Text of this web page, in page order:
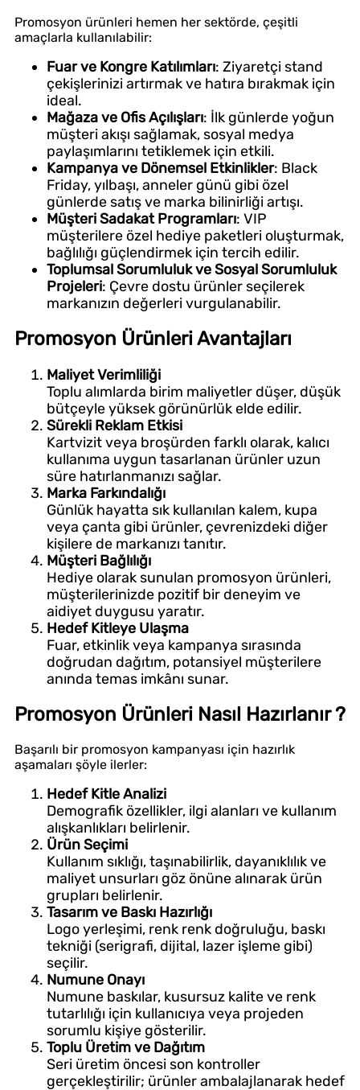
Promosyon ürünleri hemen her sektörde, çeşitli
amaçlarla kullanılabilir:
Fuar ve Kongre Katılımları: Ziyaretçi stand
çekişlerinizi artırmak ve hatıra bırakmak için
ideal.
Mağaza ve Ofis Açılışları: İlk günlerde yoğun
müşteri akışı sağlamak, sosyal medya
paylaşımlarını tetiklemek için etkili.
Kampanya ve Dönemsel Etkinlikler: Black
Friday, yılbaşı, anneler günü gibi özel
günlerde satış ve marka bilinirliği artışı.
Müşteri Sadakat Programları: VIP
müşterilere özel hediye paketleri oluşturmak,
bağlılığı güçlendirmek için tercih edilir.
Toplumsal Sorumluluk ve Sosyal Sorumluluk
Projeleri: Çevre dostu ürünler seçilerek
markanızın değerleri vurgulanabilir.
Promosyon Ürünleri Avantajları
Maliyet Verimliliği
Toplu alımlarda birim maliyetler düşer, düşük
bütçeyle yüksek görünürlük elde edilir.
Sürekli Reklam Etkisi
Kartvizit veya broşürden farklı olarak, kalıcı
kullanıma uygun tasarlanan ürünler uzun
süre hatırlanmanızı sağlar.
Marka Farkındalığı
Günlük hayatta sık kullanılan kalem, kupa
veya çanta gibi ürünler, çevrenizdeki diğer
kişilere de markanızı tanıtır.
Müşteri Bağlılığı
Hediye olarak sunulan promosyon ürünleri,
müşterilerinizde pozitif bir deneyim ve
aidiyet duygusu yaratır.
Hedef Kitleye Ulaşma
Fuar, etkinlik veya kampanya sırasında
doğrudan dağıtım, potansiyel müşterilere
anında temas imkânı sunar.
Promosyon Ürünleri Nasıl Hazırlanır ?
Başarılı bir promosyon kampanyası için hazırlık
aşamaları şöyle ilerler:
Hedef Kitle Analizi
Demografik özellikler, ilgi alanları ve kullanım
alışkanlıkları belirlenir.
Ürün Seçimi
Kullanım sıklığı, taşınabilirlik, dayanıklılık ve
maliyet unsurları göz önüne alınarak ürün
grupları belirlenir.
Tasarım ve Baskı Hazırlığı
Logo yerleşimi, renk renk doğruluğu, baskı
tekniği (serigrafi, dijital, lazer işleme gibi)
seçilir.
Numune Onayı
Numune baskılar, kusursuz kalite ve renk
tutarlılığı için kullanıcıya veya projeden
sorumlu kişiye gösterilir.
Toplu Üretim ve Dağıtım
Seri üretim öncesi son kontroller
gerçekleştirilir; ürünler ambalajlanarak hedef